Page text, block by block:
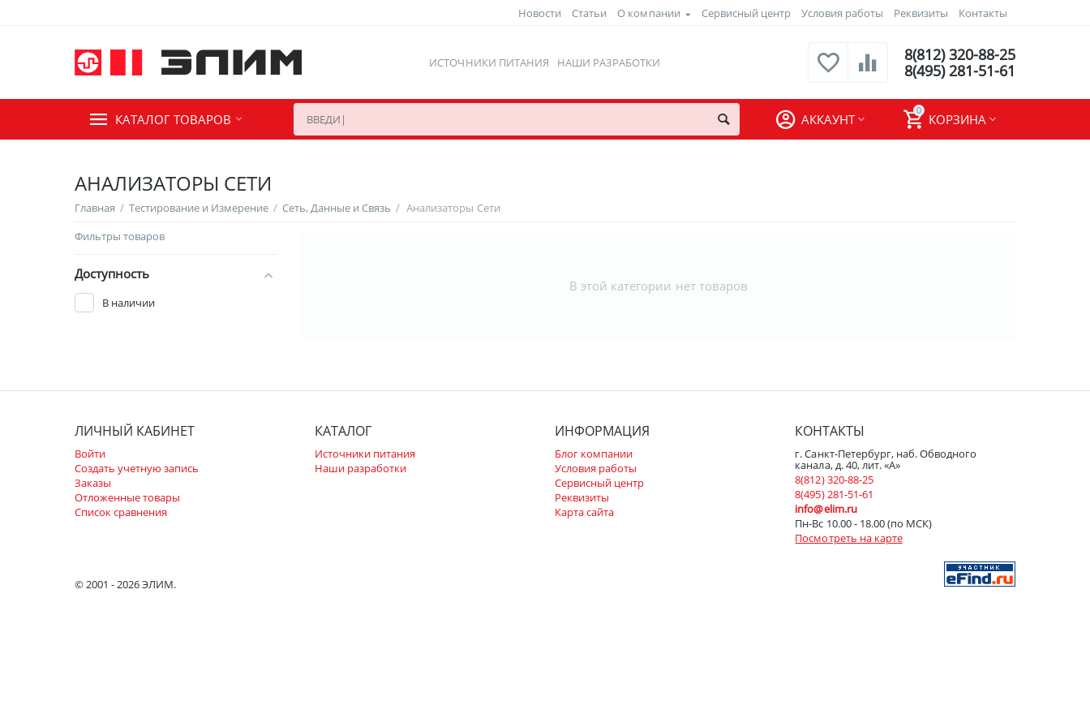
Новости Статьи О компании Сервисный центр Условия работы Реквизиты Контакты
ИСТОЧНИКИ ПИТАНИЯ НАШИ РАЗРАБОТКИ
8(812) 320-88-25
8(495) 281-51-61
КАТАЛОГ ТОВАРОВ
0
КОРЗИНА
АККАУНТ
АНАЛИЗАТОРЫ СЕТИ
Главная / Тестирование и Измерение / Сеть, Данные и Связь / Анализаторы Сети
В этой категории нет товаров
Фильтры товаров
Доступность
В наличии
ЛИЧНЫЙ КАБИНЕТ
Войти
Создать учетную запись
Заказы
Отложенные товары
Список сравнения
КАТАЛОГ
Источники питания
Наши разработки
ИНФОРМАЦИЯ
Блог компании
Условия работы
Сервисный центр
Реквизиты
Карта сайта
КОНТАКТЫ
г. Санкт-Петербург, наб. Обводного
канала, д. 40, лит. «А»
8(812) 320-88-25
8(495) 281-51-61
info@elim.ru
Пн-Вс 10.00 - 18.00 (по МСК)
Посмотреть на карте
© 2001 - 2026 ЭЛИМ.